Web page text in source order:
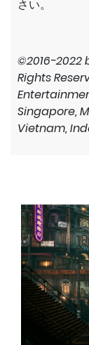
さい。
©2016-2022
Rights
Singapore,
Vietnam,